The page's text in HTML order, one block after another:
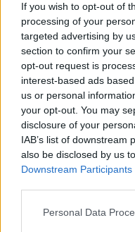
If you wish to opt-out of
processing of your
targeted advertising by
section to confirm your
opt-out request is
interest-based ads
us or personal
your opt-out. You may
disclosure of your
IAB’s list of downstream
also be disclosed by us
Downstream Participants
Please note that this
Personal Data
Προθεσμία για να
έλαβε από τον 5ο
Θεσσαλονίκης, ο
ότι πυροβόλησε
γιο του, ύστερα
που σημειώθηκε
Πυλαία
Εναντίον του η
δίωξη για
παράνομη
την απολογία του